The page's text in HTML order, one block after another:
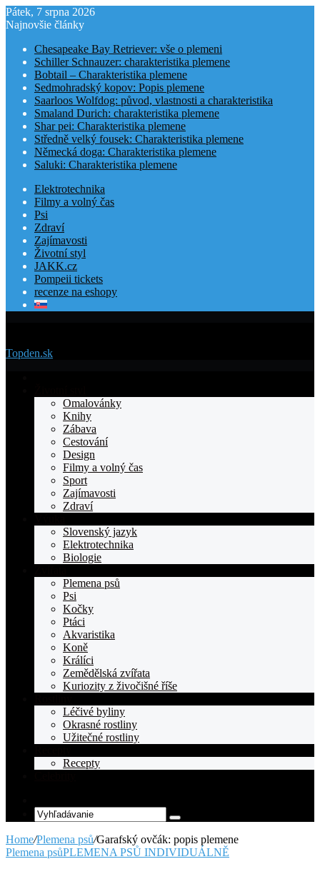
Pátek, 7 srpna 2026
Najnovšie články
Chesapeake Bay Retriever: vše o plemeni
Schiller Schnauzer: charakteristika plemene
Bobtail – Charakteristika plemene
Sedmohradský kopov: Popis plemene
Saarloos Wolfdog: původ, vlastnosti a charakteristika
Smaland Durich: charakteristika plemene
Shar pei: Charakteristika plemene
Středně velký fousek: Charakteristika plemene
Německá doga: Charakteristika plemene
Saluki: Charakteristika plemene
Elektrotechnika
Filmy a volný čas
Psi
Zdraví
Zajímavosti
Životní styl
JAKK.cz
Pompeii tickets
recenze na eshopy
Topden.sk
Omalovánky
Knihy
Zábava
Cestování
Design
Filmy a volný čas
Sport
Zajímavosti
Zdraví
Slovenský jazyk
Elektrotechnika
Biologie
Plemena psů
Psi
Kočky
Ptáci
Akvaristika
Koně
Králíci
Zemědělská zvířata
Kuriozity z živočišné říše
Léčivé byliny
Okrasné rostliny
Užitečné rostliny
Recepty
Article
Vyhľadávanie
Home/Plemena psů/Garafský ovčák: popis plemene
Plemena psůPLEMENA PSŮ INDIVIDUÁLNĚ